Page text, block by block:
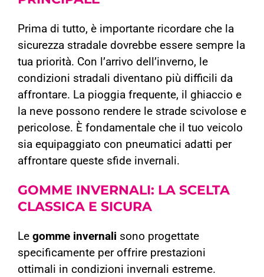
Prima di tutto, è importante ricordare che la
sicurezza stradale dovrebbe essere sempre la
tua priorità. Con l’arrivo dell’inverno, le
condizioni stradali diventano più difficili da
affrontare. La pioggia frequente, il ghiaccio e
la neve possono rendere le strade scivolose e
pericolose. È fondamentale che il tuo veicolo
sia equipaggiato con pneumatici adatti per
affrontare queste sfide invernali.
GOMME INVERNALI: LA SCELTA
CLASSICA E SICURA
Le gomme invernali sono progettate
specificamente per offrire prestazioni
ottimali in condizioni invernali estreme.